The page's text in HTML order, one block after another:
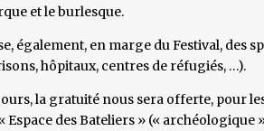
et le burlesque.
également, en marge du Festival, des
hôpitaux, centres de réfugiés, …).
la gratuité nous sera offerte, pour
Espace des Bateliers » (« archéologique